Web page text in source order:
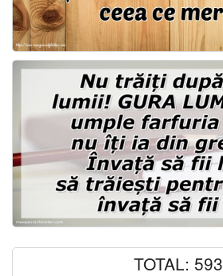
TOTAL: 593